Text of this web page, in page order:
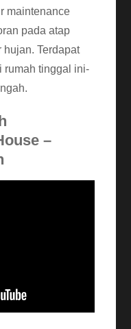
maintenance
pada atap
hujan. Terdapat
rumah tinggal ini-
–